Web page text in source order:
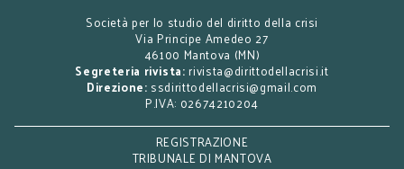
Società per lo studio del diritto della crisi
Via Principe Amedeo 27
46100 Mantova (MN)
Segreteria rivista: rivista@dirittodellacrisi.it
Direzione: ssdirittodellacrisi@gmail.com
P.IVA: 02674210204
REGISTRAZIONE
TRIBUNALE DI MANTOVA